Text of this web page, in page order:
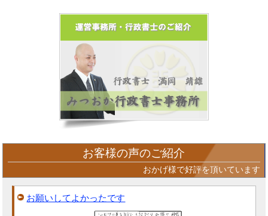
お客様の声のご紹介
おかげ様で好評を頂いています
お願いしてよかったです